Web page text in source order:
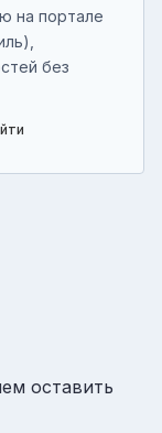
на портале
без
оставить